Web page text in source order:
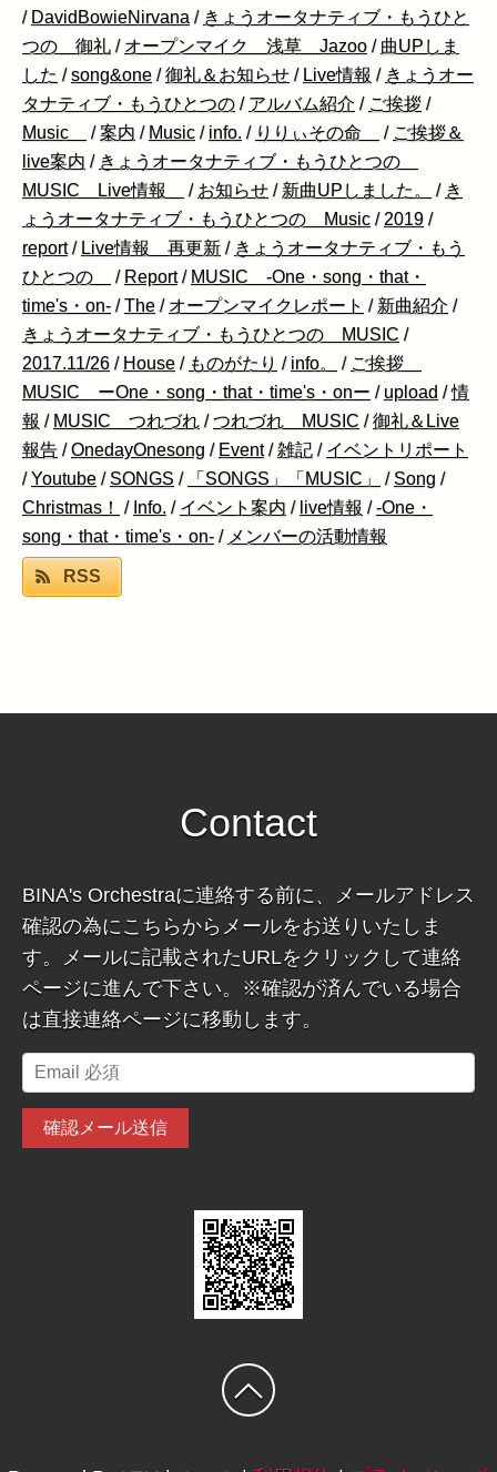
/ DavidBowieNirvana / きょうオータナティブ・もうひと
つの 御礼 / オープンマイク 浅草 Jazoo / 曲UPしま
した /song&one /御礼＆お知らせ / Live情報 / きょうオー
タナティブ・もうひとつの / アルバム紹介 / ご挨拶 /
Music
/案内 / Music / info. / りりぃその命 / ご挨拶＆
live案内 / きょうオータナティブ・もうひとつの
MUSIC Live情報
/ お知らせ / 新曲UPしました。 / き
ょうオータナティブ・もうひとつの Music / 2019 /
report / Live情報 再更新 / きょうオータナティブ・もう
ひとつの
/ Report / MUSIC -One・song・that・
time's・on- /The / オープンマイクレポート / 新曲紹介 /
きょうオータナティブ・もうひとつの MUSIC /
2017.11/26 / House / ものがたり / info。 / ご挨拶
MUSIC ーOne・song・that・time's・onー / upload /情
報 / MUSIC つれづれ /つれづれ MUSIC /御礼＆Live
報告 /OnedayOnesong / Event /雑記 / イベントリポート
/Youtube /SONGS / 「SONGS」「MUSIC」 /Song /
Christmas！
/ Info. / イベント案内 / live情報 /-One・
song・that・time's・on- / メンバーの活動情報
RSS
Contact
BINA's Orchestraに連絡する前に、メールアドレス
確認の為にこちらからメールをお送りいたしま
す。メールに記載されたURLをクリックして連絡
ページに進んで下さい。※確認が済んでいる場合
は直接連絡ページに移動します。